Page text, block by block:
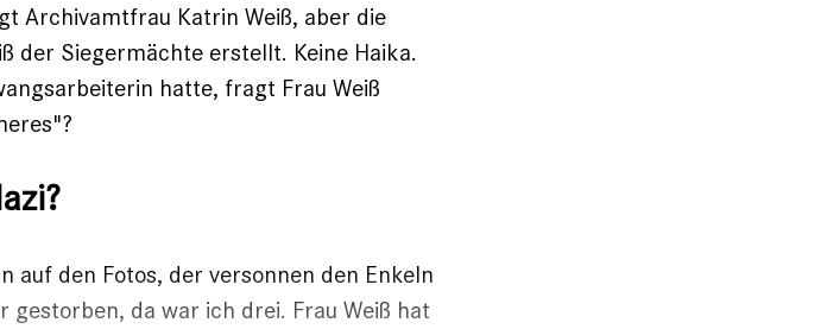
Archivamtfrau Katrin Weiß, aber die
der Siegermächte erstellt. Keine Haika.
hatte, fragt Frau Weiß
auf den Fotos, der versonnen den Enkeln
da war ich drei. Frau Weiß hat